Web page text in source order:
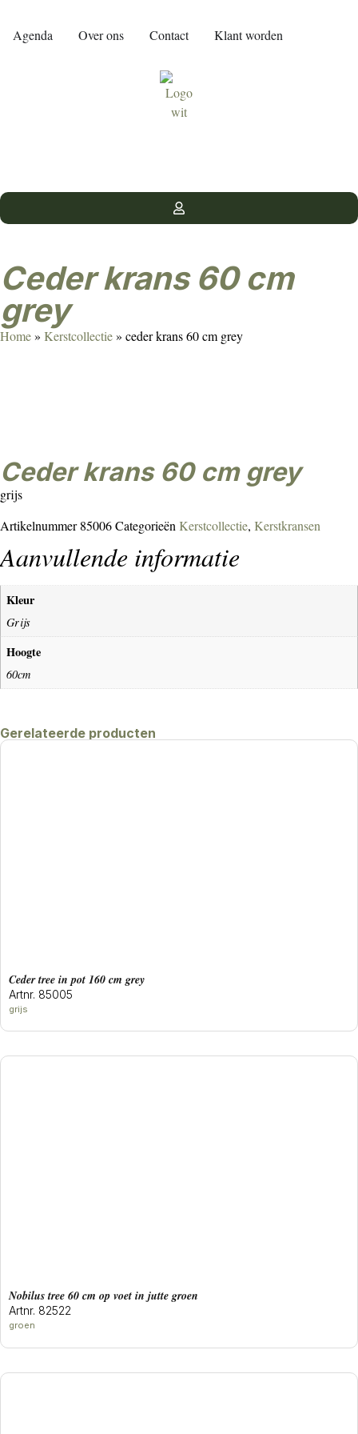
Agenda Over ons Contact Klant worden
ceder krans 60 cm
grey
Home» Kerstcollectie» ceder krans 60 cm grey
ceder krans 60 cm grey
grijs
Artikelnummer85006Categorieën Kerstcollectie, Kerstkransen
Aanvullende informatie
Kleur
Grijs
Hoogte
60cm
Gerelateerde producten
ceder tree in pot 160 cm grey
Artnr. 85005
grijs
Nobilus tree 60 cm op voet in jutte groen
Artnr. 82522
groen